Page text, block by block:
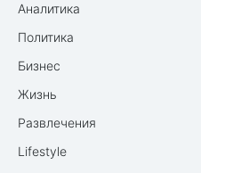
Аналитика
Политика
Бизнес
Жизнь
Развлечения
Lifestyle